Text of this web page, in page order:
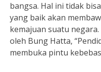
bangsa. Hal ini tidak
yang baik akan
kemajuan suatu
oleh Bung Hatta,
membuka pintu